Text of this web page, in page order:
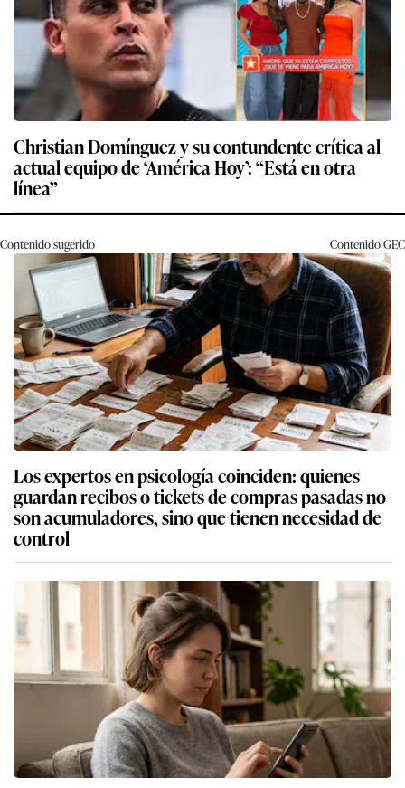
Christian Domínguez y su contundente crítica al
actual equipo de ‘América Hoy’: “Está en otra
línea”
Contenido sugerido ContenidoGEC
Los expertos en psicología coinciden: quienes
guardan recibos o tickets de compras pasadas no
son acumuladores, sino que tienen necesidad de
control